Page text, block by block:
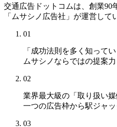
交通広告ドットコムは、創業90
「ムサシノ広告社」が運営して
01
「成功法則を多く知ってい
ムサシノならではの提案
02
業界最大級の「取り扱い媒
一つの広告枠から駅ジャ
03